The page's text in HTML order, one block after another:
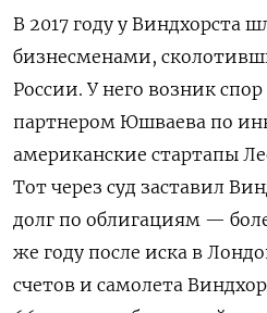
В 2017 году у Виндхорста
бизнесменами,
России. У него возник
партнером Юшваева по
американские стартапы
Тот через суд заставил
долг по облигациям —
же году после иска в
счетов и самолета